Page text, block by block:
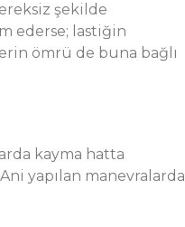
şekilde
ederse; lastiğin
ömrü de buna bağlı
kayma hatta
yapılan manevralarda